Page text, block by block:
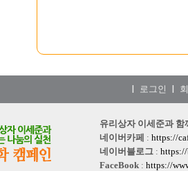
로그인
유리상자 이세준과 함
네이버카페
: https://
네이버블로그 :
FaceBook : https://